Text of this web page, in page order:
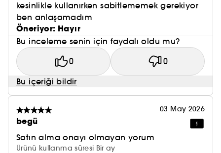
kesinlikle kullanırken sabitlememek gerekiyor
ben anlaşamadım
Öneriyor: Hayır
Bu inceleme senin için faydalı oldu mu?
0 0
Bu içeriği bildir
03 May 2026
begü
Satın alma onayı olmayan yorum
Ürünü kullanma süresi Bir ay